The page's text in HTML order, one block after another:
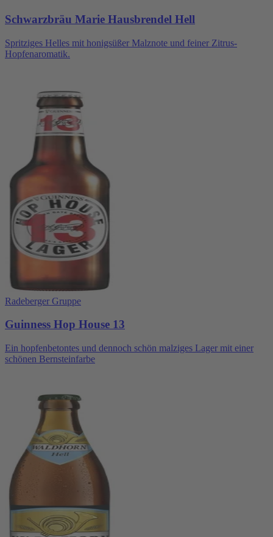
Schwarzbräu Marie Hausbrendel Hell
Spritziges Helles mit honigsüßer Malznote und feiner Zitrus-
Hopfenaromatik.
Radeberger Gruppe
Guinness Hop House 13
Ein hopfenbetontes und dennoch schön malziges Lager mit einer
schönen Bernsteinfarbe